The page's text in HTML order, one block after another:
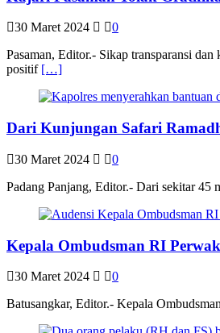
30 Maret 2024
0
Pasaman, Editor.- Sikap transparansi
positif […]
Dari Kunjungan Safari
30 Maret 2024
0
Padang Panjang, Editor.- Dari sekitar 45
Kepala Ombudsman RI
30 Maret 2024
0
Batusangkar, Editor.- Kepala